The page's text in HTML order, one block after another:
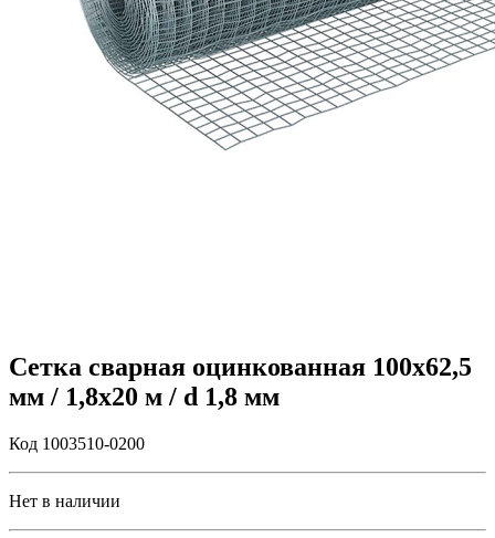
Сетка сварная оцинкованная 100х62,5
мм / 1,8х20 м / d 1,8 мм
Код 1003510-0200
Нет в наличии